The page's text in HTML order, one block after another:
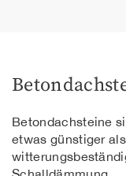
Betondachsteine
etwas günstiger